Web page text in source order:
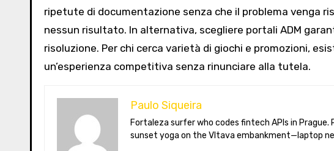
ripetute di documentazione senza che il problema venga
nessun risultato. In alternativa, scegliere portali ADM
risoluzione. Per chi cerca varietà di giochi e promozioni,
un’esperienza competitiva senza rinunciare alla tutela.
Paulo Siqueira
Fortaleza surfer who codes fintech APIs in Prague. Paulo blogs on open-banking standards, Czech puppet theatre, and Brazil’s best açaí bowls. He teaches
sunset yoga on the Vltava embankment—laptop